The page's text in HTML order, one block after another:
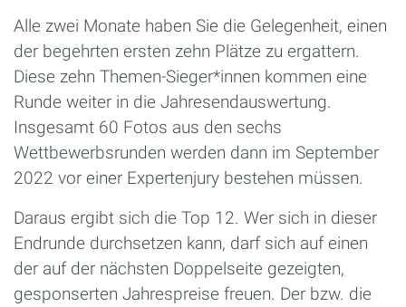
Alle zwei Monate haben Sie die Gelegenheit, einen
der begehrten ersten zehn Plätze zu ergattern.
Diese zehn Themen-Sieger*innen kommen eine
Runde weiter in die Jahresendauswertung.
Insgesamt 60 Fotos aus den sechs
Wettbewerbsrunden werden dann im September
2022 vor einer Expertenjury bestehen müssen.
Daraus ergibt sich die Top 12. Wer sich in dieser
Endrunde durchsetzen kann, darf sich auf einen
der auf der nächsten Doppelseite gezeigten,
gesponserten Jahrespreise freuen. Der bzw. die